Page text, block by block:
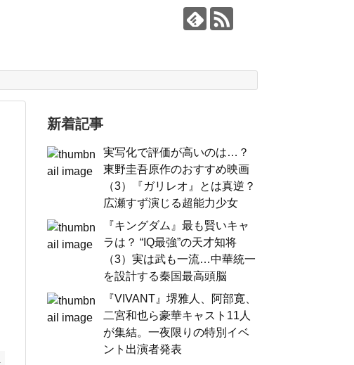
新着記事
実写化で評価が高いのは…？
東野圭吾原作のおすすめ映画
（3）『ガリレオ』とは真逆？
広瀬すず演じる超能力少女
『キングダム』最も賢いキャ
ラは？ “IQ最強”の天才知将
（3）実は武も一流…中華統一
を設計する秦国最高頭脳
『VIVANT』堺雅人、阿部寛、
二宮和也ら豪華キャスト11人
が集結。一夜限りの特別イベ
ント出演者発表